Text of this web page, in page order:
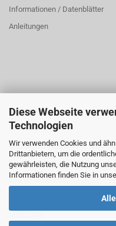
Diese Webseite
Technologien
Wir verwenden Cookies und
Drittanbietern, um die
gewährleisten, die Nutzung
Informationen finden Sie in
Informationen / Datenblätter
Anleitungen
ÜBER UNS
Öffnungszeiten:
Montag bis Donnerstag: 8:00
Freitag: 8:00 bis 14:00 Uhr
Tel.: 02161833145